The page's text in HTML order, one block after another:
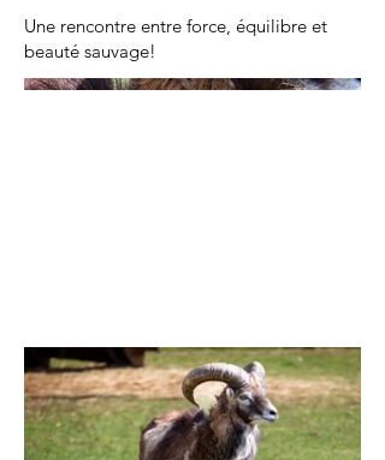
Une rencontre entre force, équilibre et
beauté sauvage!